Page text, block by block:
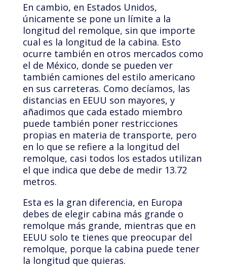
En cambio, en Estados Unidos,
únicamente se pone un límite a la
longitud del remolque, sin que importe
cual es la longitud de la cabina. Esto
ocurre también en otros mercados como
el de México, donde se pueden ver
también camiones del estilo americano
en sus carreteras. Como decíamos, las
distancias en EEUU son mayores, y
añadimos que cada estado miembro
puede también poner restricciones
propias en materia de transporte, pero
en lo que se refiere a la longitud del
remolque, casi todos los estados utilizan
el que indica que debe de medir 13.72
metros.
Esta es la gran diferencia, en Europa
debes de elegir cabina más grande o
remolque más grande, mientras que en
EEUU solo te tienes que preocupar del
remolque, porque la cabina puede tener
la longitud que quieras.